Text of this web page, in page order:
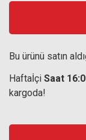
Bu ürünü satın
Haftaİçi Saat
kargoda!